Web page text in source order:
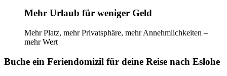
Mehr Urlaub für weniger Geld
Mehr Platz, mehr Privatsphäre, mehr Annehmlichkeiten –
mehr Wert
Buche ein Feriendomizil für deine Reise nach Eslohe